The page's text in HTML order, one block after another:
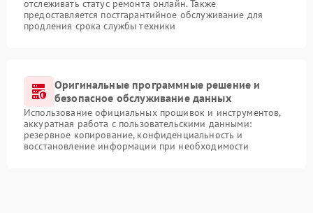
отслеживать статус ремонта онлайн. Также
предоставляется постгарантийное обслуживание для
продления срока службы техники
Оригинальные программные решение и
безопасное обслуживание данных
Использование официальных прошивок и инструментов,
аккуратная работа с пользовательскими данными:
резервное копирование, конфиденциальность и
восстановление информации при необходимости